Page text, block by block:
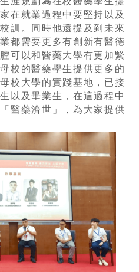
在就業過程中要堅持以及
訓。同時他還提及到未來
都需要更多有創新有醫德
可以和醫藥大學有更加緊
校的醫藥學生提供更多的
校大學的實踐基地，已接
以及畢業生，在這過程中
醫藥濟世」，為大家提供